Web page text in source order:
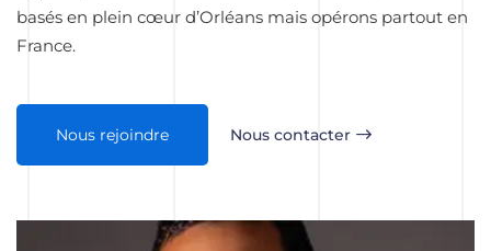
basés en plein cœur d’Orléans mais opérons partout en
France.
Nous rejoindre Nous contacter